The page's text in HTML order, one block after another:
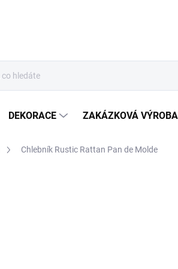
DEKORACE ZAKÁZKOVÁ
Chlebník Rustic Rattan Pan de Molde